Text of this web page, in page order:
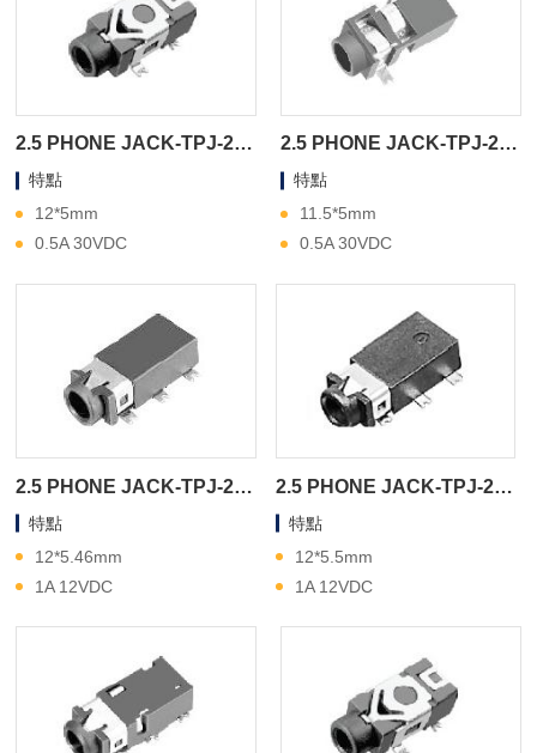
2.5 PHONE JACK-TPJ-2A180
特點
12*5mm
0.5A 30VDC
2.5 PHONE JACK-TPJ-2A170
特點
11.5*5mm
0.5A 30VDC
2.5 PHONE JACK-TPJ-2A51E
特點
12*5.46mm
1A 12VDC
2.5 PHONE JACK-TPJ-2A51D
特點
12*5.5mm
1A 12VDC